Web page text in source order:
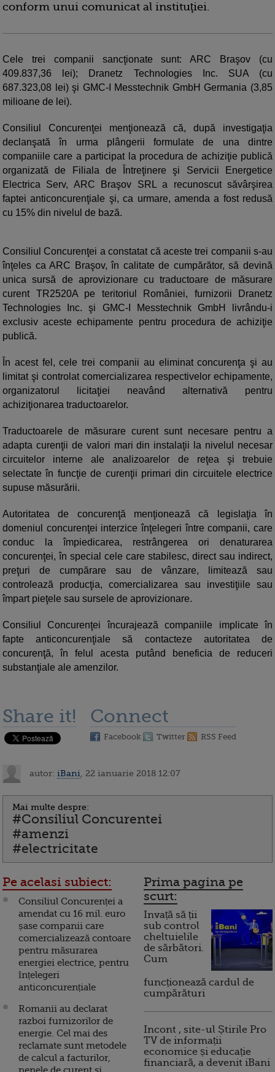
conform unui comunicat al instituţiei.
Cele trei companii sancţionate sunt: ARC Braşov (cu
409.837,36 lei); Dranetz Technologies Inc. SUA (cu
687.323,08 lei) şi GMC-I Messtechnik GmbH Germania (3,85
milioane de lei).
Consiliul Concurenţei menţionează că, după investigaţia
declanşată în urma plângerii formulate de una dintre
companiile care a participat la procedura de achiziţie publică
organizată de Filiala de Întreţinere şi Servicii Energetice
Electrica Serv, ARC Braşov SRL a recunoscut săvârşirea
faptei anticoncurenţiale şi, ca urmare, amenda a fost redusă
cu 15% din nivelul de bază.
Consiliul Concurenţei a constatat că aceste trei companii s-au
înţeles ca ARC Braşov, în calitate de cumpărător, să devină
unica sursă de aprovizionare cu traductoare de măsurare
curent TR2520A pe teritoriul României, furnizorii Dranetz
Technologies Inc. şi GMC-I Messtechnik GmbH livrându-i
exclusiv aceste echipamente pentru procedura de achiziţie
publică.
În acest fel, cele trei companii au eliminat concurenţa şi au
limitat şi controlat comercializarea respectivelor echipamente,
organizatorul licitaţiei neavând alternativă pentru
achiziţionarea traductoarelor.
Traductoarele de măsurare curent sunt necesare pentru a
adapta curenţii de valori mari din instalaţii la nivelul necesar
circuitelor interne ale analizoarelor de reţea şi trebuie
selectate în funcţie de curenţii primari din circuitele electrice
supuse măsurării.
Autoritatea de concurenţă menţionează că legislaţia în
domeniul concurenţei interzice înţelegeri între companii, care
conduc la împiedicarea, restrângerea ori denaturarea
concurenţei, în special cele care stabilesc, direct sau indirect,
preţuri de cumpărare sau de vânzare, limitează sau
controlează producţia, comercializarea sau investiţiile sau
împart pieţele sau sursele de aprovizionare.
Consiliul Concurenţei încurajează companiile implicate în
fapte anticoncurenţiale să contacteze autoritatea de
concurenţă, în felul acesta putând beneficia de reduceri
substanţiale ale amenzilor.
Share it! Connect
Facebook Twitter RSS Feed
autor: iBani , 22 ianuarie 2018 12:07
Mai multe despre:
#Consiliul Concurentei
#amenzi
#electricitate
Pe acelasi subiect:
Consiliul Concurenței a
amendat cu 16 mil. euro
șase companii care
comercializează contoare
pentru măsurarea
energiei electrice, pentru
înțelegeri
anticoncurențiale
Romanii au declarat
razboi furnizorilor de
energie. Cel mai des
reclamate sunt metodele
de calcul a facturilor,
Prima pagina pe
scurt:
Invață să ții
sub control
cheltuielile
de sărbători.
Cum
funcționează cardul de
cumpărături
Incont , site-ul Știrile Pro
TV de informații
economice și educație
financiară, a devenit iBani